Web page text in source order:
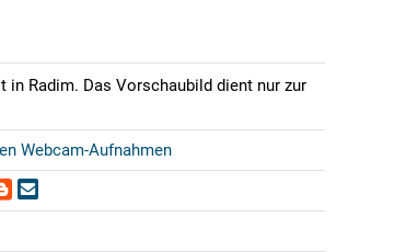
Radim. Das Vorschaubild dient nur zur
Webcam-Aufnahmen